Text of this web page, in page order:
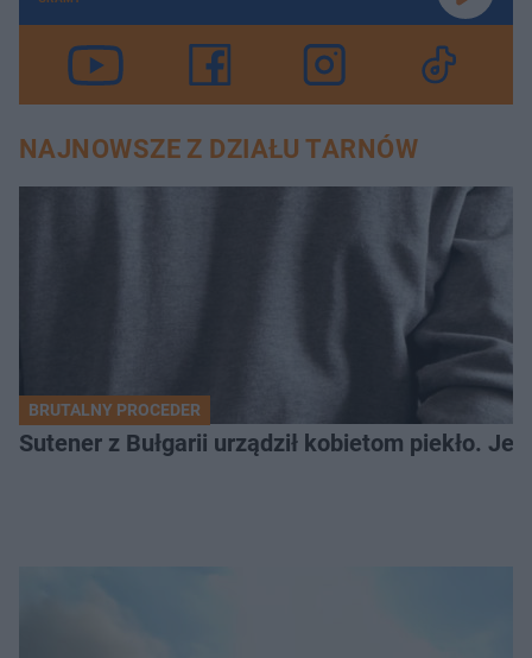
NAJNOWSZE Z DZIAŁU TARNÓW
BRUTALNY PROCEDER
Sutener z Bułgarii urządził kobietom piekło.